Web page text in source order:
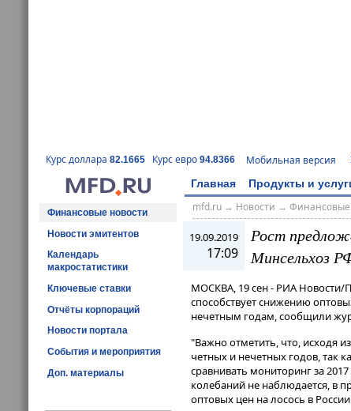
Курс доллара 82.1665 Курс евро 94.8366 Мобильная версия
Главная Продукты и
Финансовые новости
Новости эмитентов
Календарь
макростатистики
Ключевые ставки
Отчёты корпораций
Новости портала
События и мероприятия
Доп. материалы
mfd.ru→ Новости → Финансовые
19.09.2019
17:09
Рост
Минсельхоз
МОСКВА, 19 сен - РИА
способствует снижению
нечетным годам, сообщили
"Важно отметить, что, исходя
четных и нечетных годов, так
сравнивать мониторинг за
колебаний не наблюдается, в
оптовых цен на лосось в